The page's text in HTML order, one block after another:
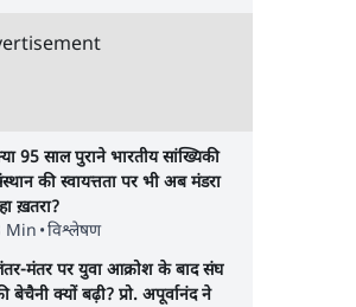
95 साल पुराने भारतीय सांख्यिकी
की स्वायत्तता पर भी अब मंडरा
ख़तरा?
Min •विश्लेषण
मंतर पर युवा आक्रोश के बाद संघ
बेचैनी क्यों बढ़ी? प्रो. अपूर्वानंद ने